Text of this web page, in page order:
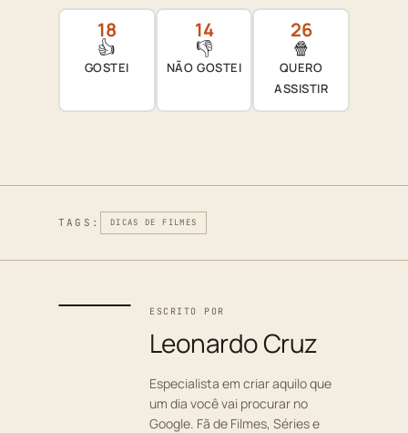
18
👍
GOSTEI
14
👎
NÃO GOSTEI
26
🍿
QUERO
ASSISTIR
TAGS: DICAS DE FILMES
ESCRITO POR
Leonardo Cruz
Especialista em criar aquilo que
um dia você vai procurar no
Google. Fã de Filmes, Séries e